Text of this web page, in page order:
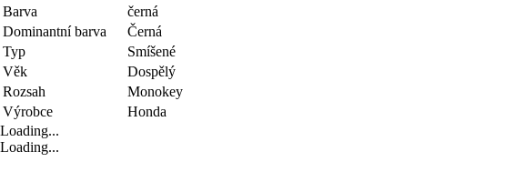
Barva
černá
Dominantní barva
Černá
Typ
Smíšené
Věk
Dospělý
Rozsah
Monokey
Výrobce
Honda
Loading...
Loading...